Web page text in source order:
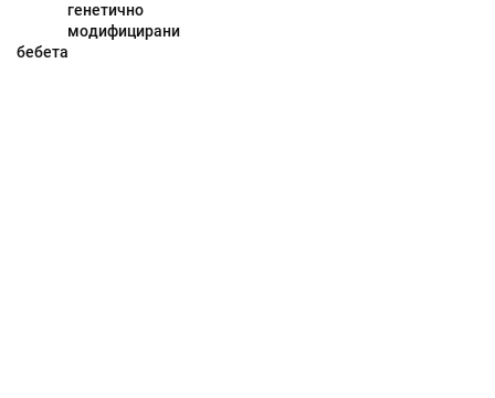
генетично
модифицирани
бебета